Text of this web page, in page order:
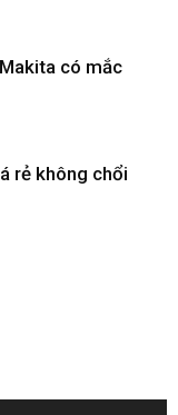
có mắc
rẻ không chổi